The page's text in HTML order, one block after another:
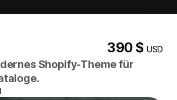
390 $USD
Shopify-Theme für